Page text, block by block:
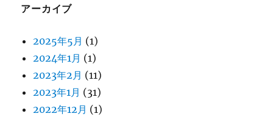
アーカイブ
2025年5月 (1)
2024年1月 (1)
2023年2月 (11)
2023年1月 (31)
2022年12月 (1)